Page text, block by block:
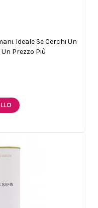
Ideale Se Cerchi Un
Prezzo Più